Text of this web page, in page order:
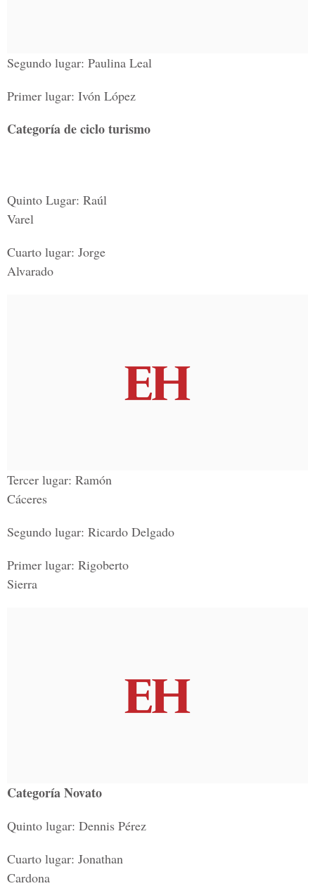
Segundo lugar: Paulina Leal
Primer lugar: Ivón López
Categoría de ciclo turismo
Quinto Lugar: Raúl
Varel
Cuarto lugar: Jorge
Alvarado
Tercer lugar: Ramón
Cáceres
Segundo lugar: Ricardo Delgado
Primer lugar: Rigoberto
Sierra
Categoría Novato
Quinto lugar: Dennis Pérez
Cuarto lugar: Jonathan
Cardona